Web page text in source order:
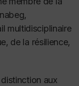
multidisciplinaire
de la résilience,
aux